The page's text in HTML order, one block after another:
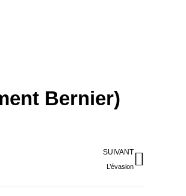
Bernier)
SUIVANT
L’évasion
Suivant